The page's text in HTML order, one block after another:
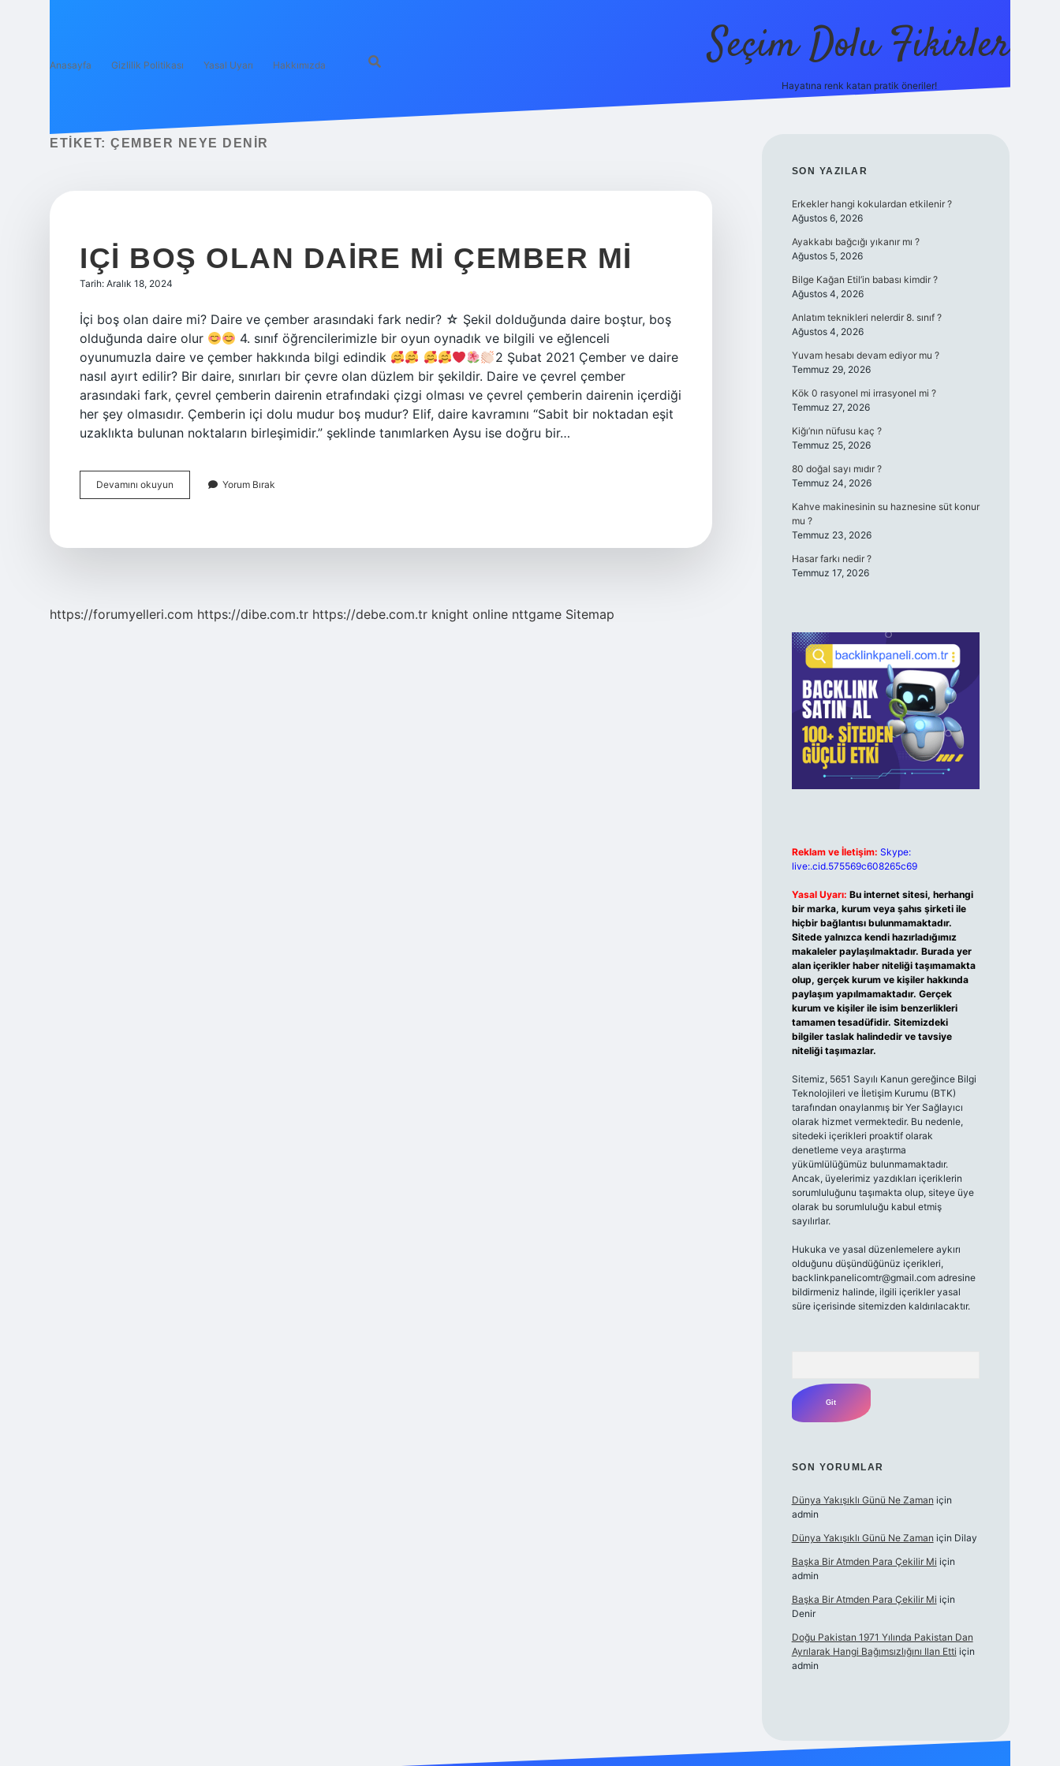
Anasayfa Gizlilik Politikası Yasal Uyarı Hakkımızda Seçim Dolu Fikirler
Hayatına renk katan pratik öneriler!
ETIKET: ÇEMBER NEYE DENIR
IÇI BOŞ OLAN DAIRE MI ÇEMBER MI
Tarih: Aralık 18, 2024
İçi boş olan daire mi? Daire ve çember arasındaki fark nedir? ☆ Şekil dolduğunda daire boştur, boş
olduğunda daire olur
4. sınıf öğrencilerimizle bir oyun oynadık ve bilgili ve eğlenceli
oyunumuzla daire ve çember hakkında bilgi edindik
2 Şubat 2021 Çember ve daire
nasıl ayırt edilir? Bir daire, sınırları bir çevre olan düzlem bir şekildir. Daire ve çevrel çember
arasındaki fark, çevrel çemberin dairenin etrafındaki çizgi olması ve çevrel çemberin dairenin içerdiği
her şey olmasıdır. Çemberin içi dolu mudur boş mudur? Elif, daire kavramını “Sabit bir noktadan eşit
uzaklıkta bulunan noktaların birleşimidir.” şeklinde tanımlarken Aysu ise doğru bir…
Devamını okuyun
Boş
Yorum Bırak
https://forumyelleri.com https://dibe.com.tr https://debe.com.tr knight online nttgame Sitemap
SIDEBAR
SON YAZILAR
Erkekler hangi kokulardan etkilenir ?
Ağustos 6, 2026
Ayakkabı bağcığı yıkanır mı ?
Ağustos 5, 2026
Bilge Kağan Etil’in babası kimdir ?
Ağustos 4, 2026
Anlatım teknikleri nelerdir 8. sınıf ?
Ağustos 4, 2026
Yuvam hesabı devam ediyor mu ?
Temmuz 29, 2026
Kök 0 rasyonel mi irrasyonel mi ?
Temmuz 27, 2026
Kiğı’nın nüfusu kaç ?
Temmuz 25, 2026
80 doğal sayı mıdır ?
Temmuz 24, 2026
Kahve makinesinin su haznesine süt konur
mu ?
Temmuz 23, 2026
Hasar farkı nedir ?
Temmuz 17, 2026
Reklam ve İletişim: Skype:
live:.cid.575569c608265c69
Yasal Uyarı: Bu internet sitesi, herhangi
bir marka, kurum veya şahıs şirketi ile
hiçbir bağlantısı bulunmamaktadır.
Sitede yalnızca kendi hazırladığımız
makaleler paylaşılmaktadır. Burada yer
alan içerikler haber niteliği taşımamakta
olup, gerçek kurum ve kişiler hakkında
paylaşım yapılmamaktadır. Gerçek
kurum ve kişiler ile isim benzerlikleri
tamamen tesadüfidir. Sitemizdeki
bilgiler taslak halindedir ve tavsiye
niteliği taşımazlar.
Sitemiz, 5651 Sayılı Kanun gereğince Bilgi
Teknolojileri ve İletişim Kurumu (BTK)
tarafından onaylanmış bir Yer Sağlayıcı
olarak hizmet vermektedir. Bu nedenle,
sitedeki içerikleri proaktif olarak
denetleme veya araştırma
yükümlülüğümüz bulunmamaktadır.
Ancak, üyelerimiz yazdıkları içeriklerin
sorumluluğunu taşımakta olup, siteye üye
olarak bu sorumluluğu kabul etmiş
sayılırlar.
Hukuka ve yasal düzenlemelere aykırı
olduğunu düşündüğünüz içerikleri,
backlinkpanelicomtr@gmail.comadresine
bildirmeniz halinde, ilgili içerikler yasal
süre içerisinde sitemizden kaldırılacaktır.
SON YORUMLAR
Dünya Yakışıklı Günü Ne Zaman için
admin
Dünya Yakışıklı Günü Ne Zaman için Dilay
Başka Bir Atmden Para Çekilir Mi için
admin
Başka Bir Atmden Para Çekilir Mi için
Denir
Doğu Pakistan 1971 Yılında Pakistan Dan
Ayrılarak Hangi Bağımsızlığını Ilan Etti için
admin